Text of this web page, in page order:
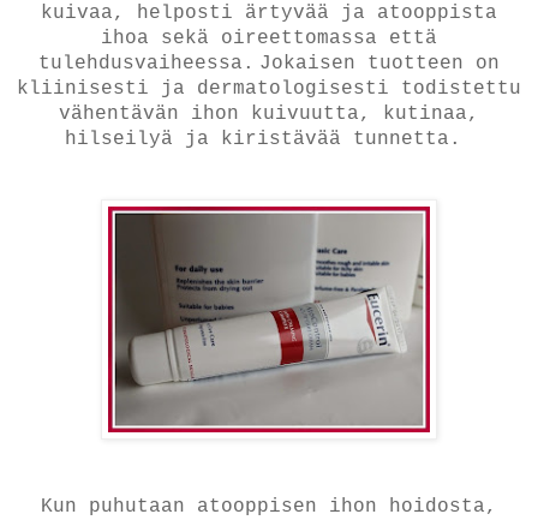
kuivaa, helposti ärtyvää ja atooppista
ihoa sekä oireettomassa että
tulehdusvaiheessa. Jokaisen tuotteen on
kliinisesti ja dermatologisesti todistettu
vähentävän ihon kuivuutta, kutinaa,
hilseilyä ja kiristävää tunnetta.
Kun puhutaan atooppisen ihon hoidosta,